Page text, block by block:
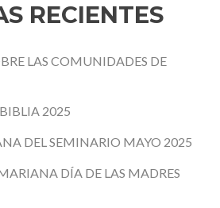
RECIENTES
LAS COMUNIDADES DE
2025
DEL SEMINARIO MAYO 2025
DÍA DE LAS MADRES